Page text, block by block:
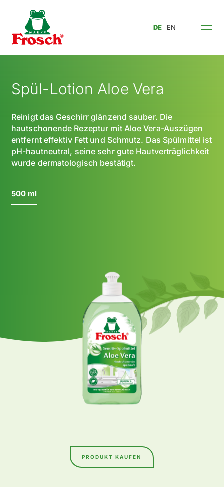
DE EN
Spül-Lotion Aloe Vera
Reinigt das Geschirr glänzend sauber. Die
hautschonende Rezeptur mit Aloe Vera-Auszügen
entfernt effektiv Fett und Schmutz. Das Spülmittel ist
pH-hautneutral, seine sehr gute Hautverträglichkeit
wurde dermatologisch bestätigt.
500 ml
PRODUKT KAUFEN